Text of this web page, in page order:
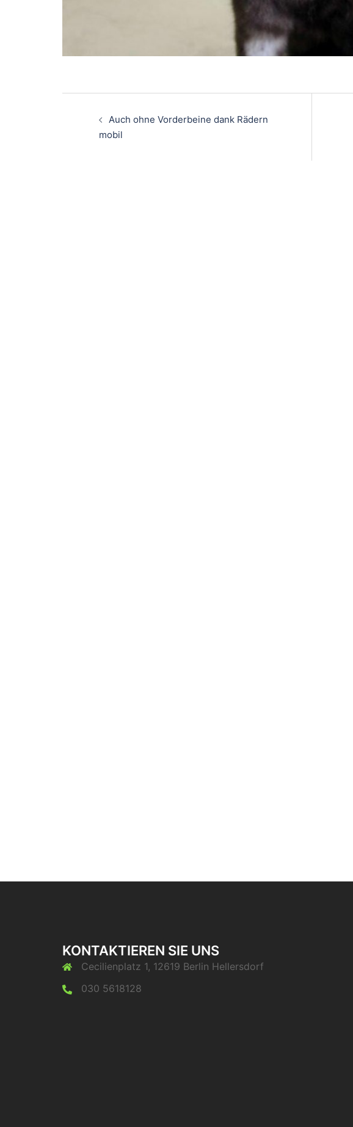
Beitragsnavigation
Auch ohne Vorderbeine dank Rädern
mobil
KONTAKTIEREN SIE UNS
Cecilienplatz 1, 12619 Berlin Hellersdorf
030 5618128